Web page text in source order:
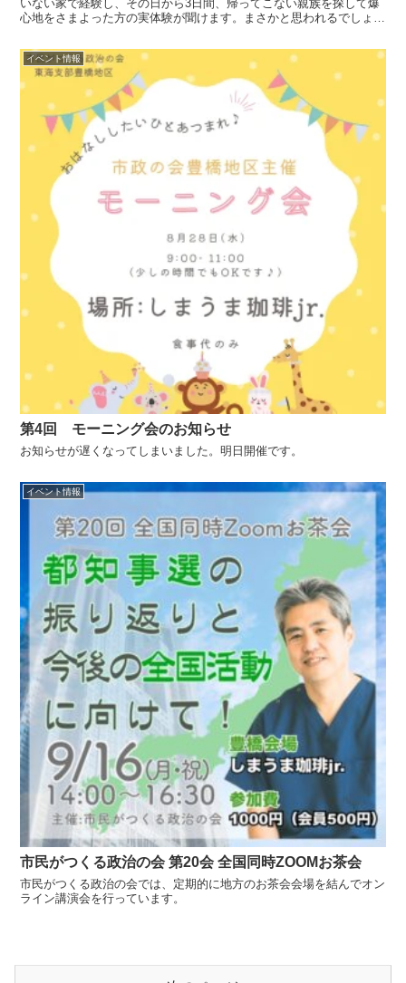
いない家で経験し、その日から3日間、帰ってこない親族を探して爆
心地をさまよった方の実体験が聞けます。まさかと思われるでしょう
イベント情報
第4回 モーニング会のお知らせ
お知らせが遅くなってしまいました。明日開催です。
イベント情報
市民がつくる政治の会 第20会 全国同時ZOOMお茶会
市民がつくる政治の会では、定期的に地方のお茶会会場を結んでオン
ライン講演会を行っています。